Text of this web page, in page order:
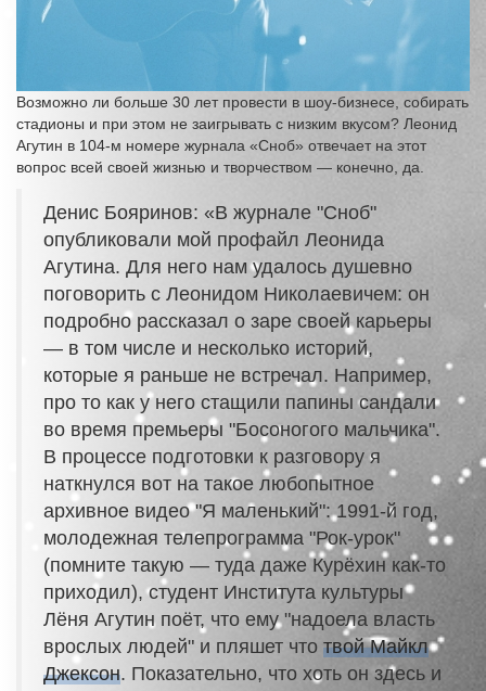
Возможно ли больше 30 лет провести в шоу-бизнесе, собирать
стадионы и при этом не заигрывать с низким вкусом? Леонид
Агутин в 104-м номере журнала «Сноб» отвечает на этот
вопрос всей своей жизнью и творчеством — конечно, да.
Денис Бояринов: «В журнале "Сноб"
опубликовали мой профайл Леонида
Агутина. Для него нам удалось душевно
поговорить с Леонидом Николаевичем: он
подробно рассказал о заре своей карьеры
— в том числе и несколько историй,
которые я раньше не встречал. Например,
про то как у него стащили папины сандали
во время премьеры "Босоногого мальчика".
В процессе подготовки к разговору я
наткнулся вот на такое любопытное
архивное видео "Я маленький": 1991-й год,
молодежная телепрограмма "Рок-урок"
(помните такую — туда даже Курёхин как-то
приходил), студент Института культуры
Лёня Агутин поёт, что ему "надоела власть
врослых людей" и пляшет что твой Майкл
Джексон. Показательно, что хоть он здесь и